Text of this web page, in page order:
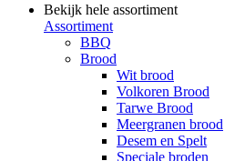
Bekijk hele assortiment
Assortiment
BBQ
Brood
Wit brood
Volkoren Brood
Tarwe Brood
Meergranen brood
Desem en Spelt
Speciale broden